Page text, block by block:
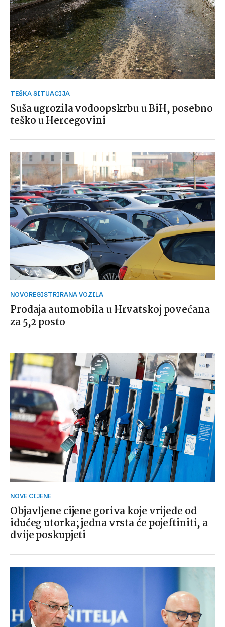
TEŠKA SITUACIJA
Suša ugrozila vodoopskrbu u BiH, posebno
teško u Hercegovini
NOVOREGISTRIRANA VOZILA
Prodaja automobila u Hrvatskoj povećana
za 5,2 posto
NOVE CIJENE
Objavljene cijene goriva koje vrijede od
idućeg utorka; jedna vrsta će pojeftiniti, a
dvije poskupjeti